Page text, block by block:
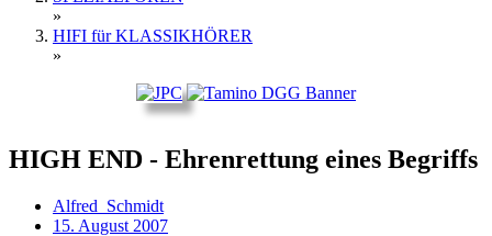
»
HIFI für KLASSIKHÖRER
»
HIGH END - Ehrenrettung eines Begriffs
Alfred_Schmidt
15. August 2007